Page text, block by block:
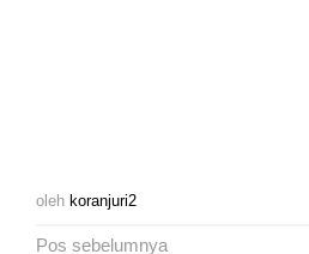
oleh koranjuri2
Pos sebelumnya